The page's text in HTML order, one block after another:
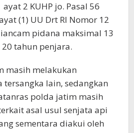
2 KUHP jo. Pasal 56
(1) UU Drt RI Nomor 12
pidana maksimal 13
tahun penjara.
masih melakukan
lain, sedangkan
polda jatim masih
asal usul senjata api
sementara diakui oleh